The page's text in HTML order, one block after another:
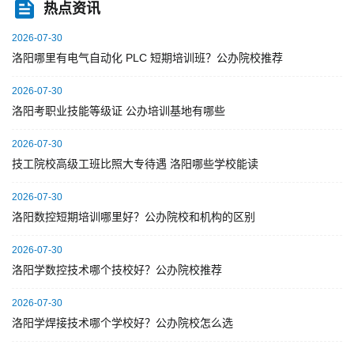
热点资讯
2026-07-30
洛阳哪里有电气自动化 PLC 短期培训班？公办院校推荐
2026-07-30
洛阳考职业技能等级证 公办培训基地有哪些
2026-07-30
技工院校高级工班比照大专待遇 洛阳哪些学校能读
2026-07-30
洛阳数控短期培训哪里好？公办院校和机构的区别
2026-07-30
洛阳学数控技术哪个技校好？公办院校推荐
2026-07-30
洛阳学焊接技术哪个学校好？公办院校怎么选